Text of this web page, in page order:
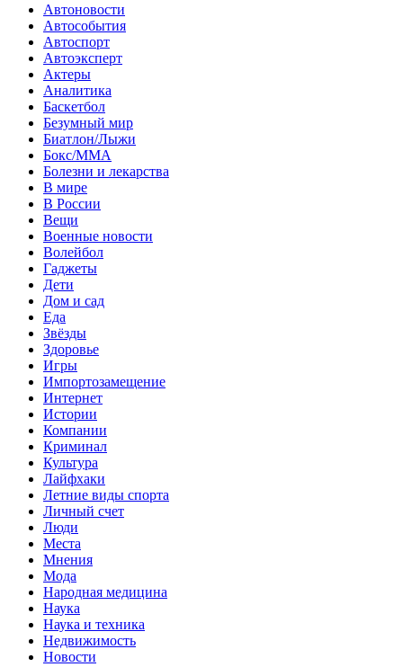
Автоновости
Автособытия
Автоспорт
Автоэксперт
Актеры
Аналитика
Баскетбол
Безумный мир
Биатлон/Лыжи
Бокс/MMA
Болезни и лекарства
В мире
В России
Вещи
Военные новости
Волейбол
Гаджеты
Дети
Дом и сад
Еда
Звёзды
Здоровье
Игры
Импортозамещение
Интернет
Истории
Компании
Криминал
Культура
Лайфхаки
Летние виды спорта
Личный счет
Люди
Места
Мнения
Мода
Народная медицина
Наука
Наука и техника
Недвижимость
Новости